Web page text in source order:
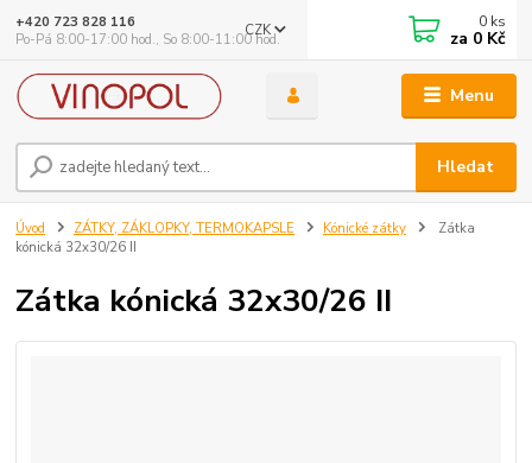
Menu
CZK
Hledat
+420 723 828 116
Po-Pá 8:00-17:00 hod., So 8:00-11:00 hod.
0 ks
za 0 Kč
Úvod ZÁTKY, ZÁKLOPKY, TERMOKAPSLE Kónické zátky
Zátka
kónická 32x30/26 II
Zátka kónická 32x30/26 II